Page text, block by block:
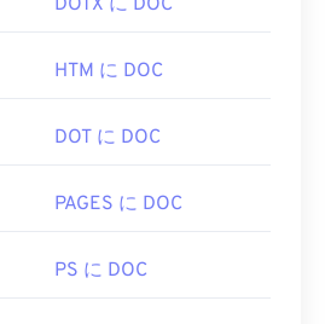
DOTX に DOC
HTM に DOC
DOT に DOC
PAGES に DOC
PS に DOC